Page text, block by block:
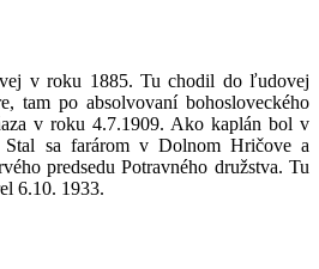
v roku 1885. Tu chodil do ľudovej
tam po absolvovaní bohosloveckého
v roku 4.7.1909. Ako kaplán bol v
Stal sa farárom v Dolnom Hričove a
predsedu Potravného družstva. Tu
6.10. 1933.